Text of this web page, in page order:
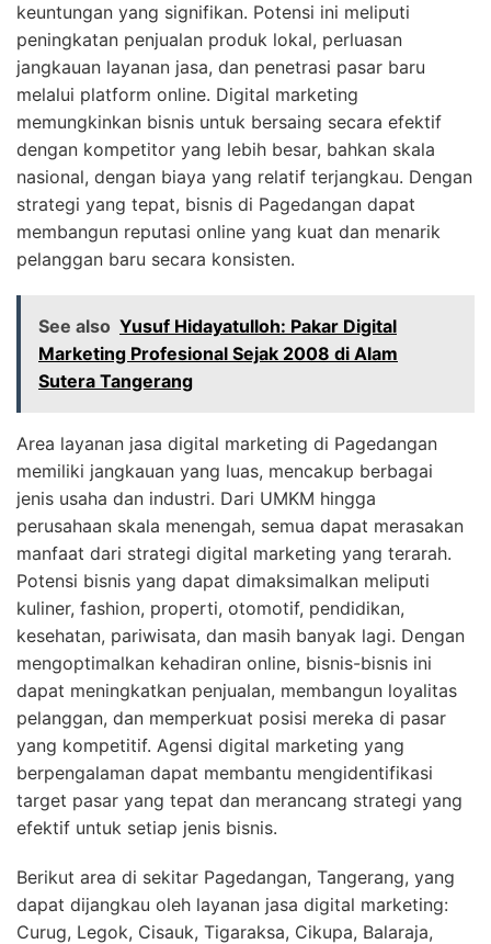
keuntungan yang signifikan. Potensi ini meliputi
peningkatan penjualan produk lokal, perluasan
jangkauan layanan jasa, dan penetrasi pasar baru
melalui platform online. Digital marketing
memungkinkan bisnis untuk bersaing secara efektif
dengan kompetitor yang lebih besar, bahkan skala
nasional, dengan biaya yang relatif terjangkau. Dengan
strategi yang tepat, bisnis di Pagedangan dapat
membangun reputasi online yang kuat dan menarik
pelanggan baru secara konsisten.
See also Yusuf Hidayatulloh: Pakar Digital
Marketing Profesional Sejak 2008 di Alam
Sutera Tangerang
Area layanan jasa digital marketing di Pagedangan
memiliki jangkauan yang luas, mencakup berbagai
jenis usaha dan industri. Dari UMKM hingga
perusahaan skala menengah, semua dapat merasakan
manfaat dari strategi digital marketing yang terarah.
Potensi bisnis yang dapat dimaksimalkan meliputi
kuliner, fashion, properti, otomotif, pendidikan,
kesehatan, pariwisata, dan masih banyak lagi. Dengan
mengoptimalkan kehadiran online, bisnis-bisnis ini
dapat meningkatkan penjualan, membangun loyalitas
pelanggan, dan memperkuat posisi mereka di pasar
yang kompetitif. Agensi digital marketing yang
berpengalaman dapat membantu mengidentifikasi
target pasar yang tepat dan merancang strategi yang
efektif untuk setiap jenis bisnis.
Berikut area di sekitar Pagedangan, Tangerang, yang
dapat dijangkau oleh layanan jasa digital marketing:
Curug, Legok, Cisauk, Tigaraksa, Cikupa, Balaraja,